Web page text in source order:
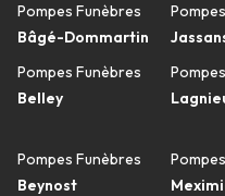
Pompes Funèbres
Bâgé-Dommartin
Pompes Funèbres
Belley
Pompes Funèbres
Beynost